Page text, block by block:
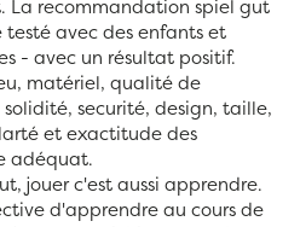
La recommandation spiel gut
avec des enfants et
- avec un résultat positif.
matériel, qualité de
securité, design, taille,
et exactitude des
adéquat.
jouer c'est aussi apprendre.
d'apprendre au cours de